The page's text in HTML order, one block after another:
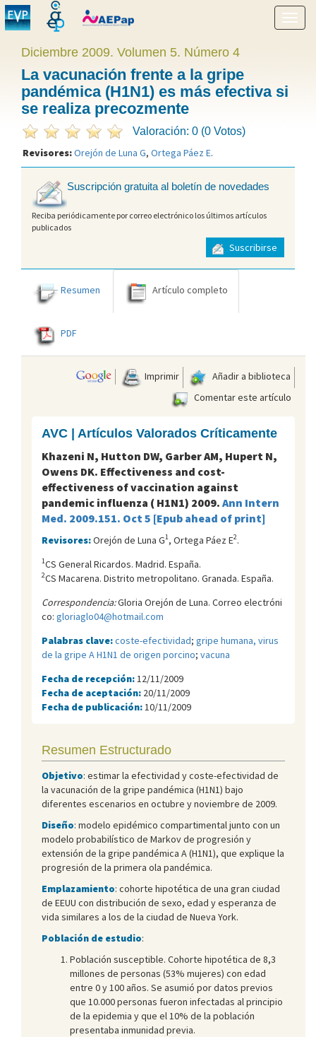
menú
Diciembre 2009. Volumen 5. Número 4
La vacunación frente a la gripe
pandémica (H1N1) es más efectiva si
se realiza precozmente
Valoración: 0 (0 Votos)
Revisores:Orejón de Luna G, Ortega Páez E.
Suscripción gratuita al boletín de novedades
Reciba periódicamente por correo electrónico los últimos artículos
publicados
Suscribirse
Resumen Artículo completo
PDF
Imprimir
Añadir a biblioteca
Comentar este artículo
AVC | Artículos Valorados Críticamente
Khazeni N, Hutton DW, Garber AM, Hupert N,
Owens DK. Effectiveness and cost-
effectiveness of vaccination against
pandemic influenza ( H1N1) 2009. Ann Intern
Med. 2009.151. Oct 5 [Epub ahead of print]
Revisores:Orejón de Luna G1, Ortega Páez E2.
1CS General Ricardos. Madrid. España.
2CS Macarena. Distrito metropolitano. Granada. España.
Correspondencia:Gloria Orejón de Luna. Correo electróni
co: gloriaglo04@hotmail.com
Palabras clave:coste-efectividad; gripe humana, virus
de la gripe A H1N1 de origen porcino; vacuna
Fecha de recepción: 12/11/2009
Fecha de aceptación: 20/11/2009
Fecha de publicación: 10/11/2009
Resumen Estructurado
Objetivo: estimar la efectividad y coste-efectividad de
la vacunación de la gripe pandémica (H1N1) bajo
diferentes escenarios en octubre y noviembre de 2009.
Diseño: modelo epidémico compartimental junto con un
modelo probabilístico de Markov de progresión y
extensión de la gripe pandémica A (H1N1), que explique la
progresión de la primera ola pandémica.
Emplazamiento: cohorte hipotética de una gran ciudad
de EEUU con distribución de sexo, edad y esperanza de
vida similares a los de la ciudad de Nueva York.
Población de estudio:
Población susceptible. Cohorte hipotética de 8,3
millones de personas (53% mujeres) con edad
entre 0 y 100 años. Se asumió por datos previos
que 10.000 personas fueron infectadas al principio
de la epidemia y que el 10% de la población
presentaba inmunidad previa.